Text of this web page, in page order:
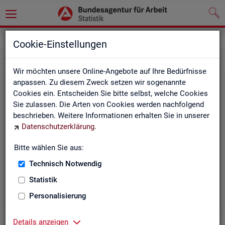
Cookie-Einstellungen
Wir möchten unsere Online-Angebote auf Ihre Bedürfnisse
anpassen. Zu diesem Zweck setzen wir sogenannte
Cookies ein. Entscheiden Sie bitte selbst, welche Cookies
Sie zulassen. Die Arten von Cookies werden nachfolgend
beschrieben. Weitere Informationen erhalten Sie in unserer
Datenschutzerklärung.
Bitte wählen Sie aus:
Technisch Notwendig
Statistik
Personalisierung
Details anzeigen
Hier stehen unsere Basisgrundlagen:
Kurzinformationen, Glossar, Kennzahlensteckbriefe,